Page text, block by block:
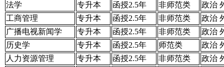
法学
专升本 函授2.5年 非师范类
政治
工商管理
专升本 函授2.5年 非师范类
政治
广播电视新闻学
专升本 函授2.5年 非师范类
政治
历史学
专升本 函授2.5年 师范类
政治
人力资源管理
专升本 函授2.5年 非师范类
政治